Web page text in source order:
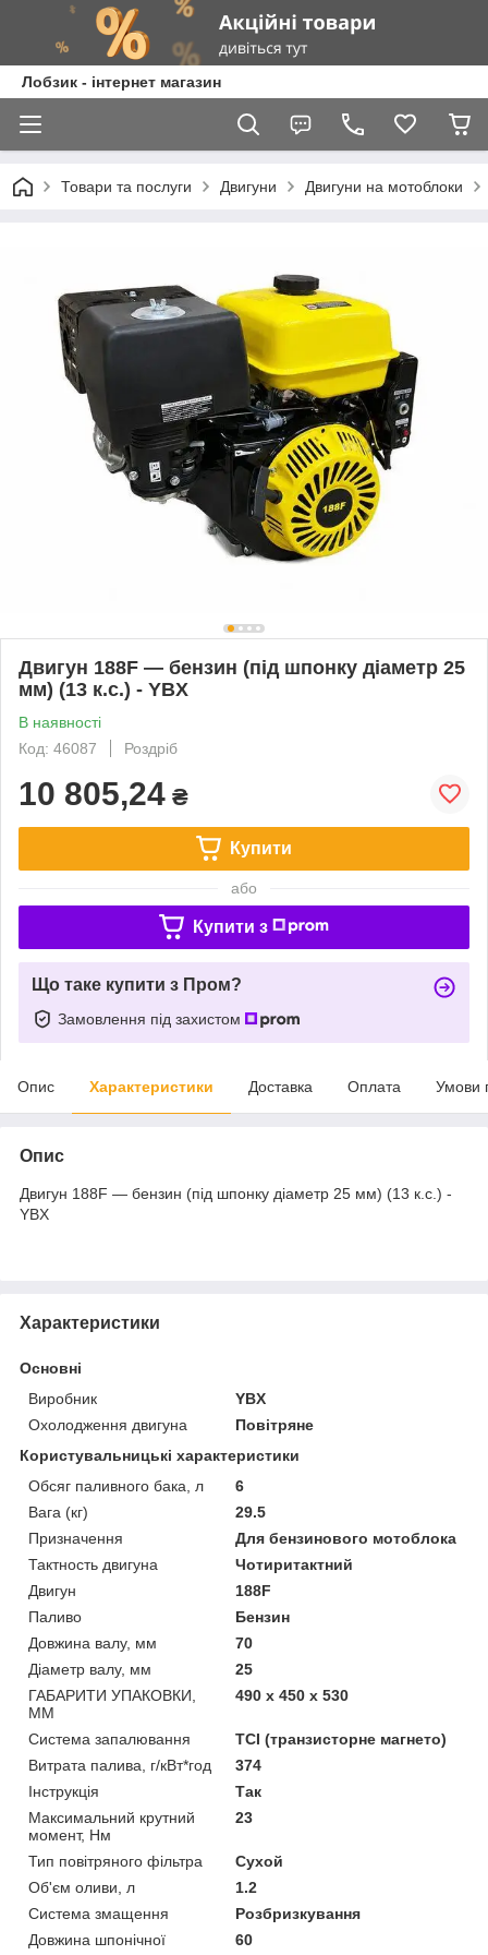
Лобзик - інтернет магазин
Товари та послуги Двигуни Двигуни на мотоблоки
Двигун 188F — бензин (під шпонку діаметр 25
мм) (13 к.с.) - YBX
В наявності
Код: 46087
Роздріб
10 805,24 ₴
Купити
або
Купити з
Що таке купити з Пром?
Замовлення під захистом
Опис Характеристики Доставка Оплата Умови
Опис
Двигун 188F — бензин (під шпонку діаметр 25 мм) (13 к.с.) -
YBX
Характеристики
Основні
Виробник
YBX
Охолодження двигуна
Повітряне
Користувальницькі характеристики
Обсяг паливного бака, л
6
Вага (кг)
29.5
Призначення
Для бензинового мотоблока
Тактность двигуна
Чотиритактний
Двигун
188F
Паливо
Бензин
Довжина валу, мм
70
Діаметр валу, мм
25
ГАБАРИТИ УПАКОВКИ,
ММ
490 x 450 x 530
Система запалювання
ТСI (транзисторне магнето)
Витрата палива, г/кВт*год
374
Інструкція
Так
Максимальний крутний
момент, Нм
23
Тип повітряного фільтра
Сухой
Об'єм оливи, л
1.2
Система змащення
Розбризкування
Довжина шпонічної
60